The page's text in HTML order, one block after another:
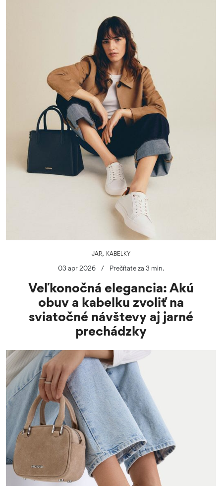
JAR, KABELKY
03 apr 2026 / Prečítate za 3 min.
Veľkonočná elegancia: Akú
obuv a kabelku zvoliť na
sviatočné návštevy aj jarné
prechádzky